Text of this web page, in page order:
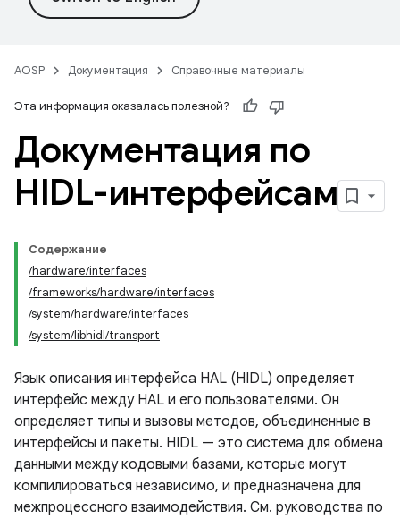
AOSP Документация Справочные материалы
Эта информация оказалась полезной?
Документация по
HIDL-интерфейсам
Содержание
/hardware/interfaces
/frameworks/hardware/interfaces
/system/hardware/interfaces
/system/libhidl/transport
Язык описания интерфейса HAL (HIDL) определяет
интерфейс между HAL и его пользователями. Он
определяет типы и вызовы методов, объединенные в
интерфейсы и пакеты. HIDL — это система для обмена
данными между кодовыми базами, которые могут
компилироваться независимо, и предназначена для
межпроцессного взаимодействия. См. руководства по